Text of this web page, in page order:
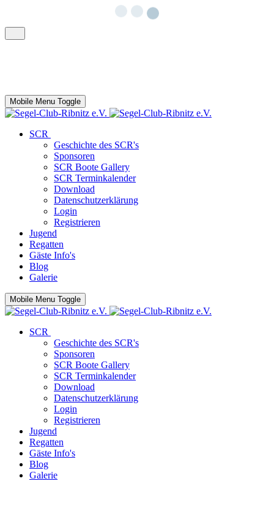
Mobile Menu Toggle
SCR
Geschichte des SCR's
Sponsoren
SCR Boote Gallery
SCR Terminkalender
Download
Datenschutzerklärung
Login
Registrieren
Jugend
Regatten
Gäste Info's
Blog
Galerie
Mobile Menu Toggle
SCR
Geschichte des SCR's
Sponsoren
SCR Boote Gallery
SCR Terminkalender
Download
Datenschutzerklärung
Login
Registrieren
Jugend
Regatten
Gäste Info's
Blog
Galerie